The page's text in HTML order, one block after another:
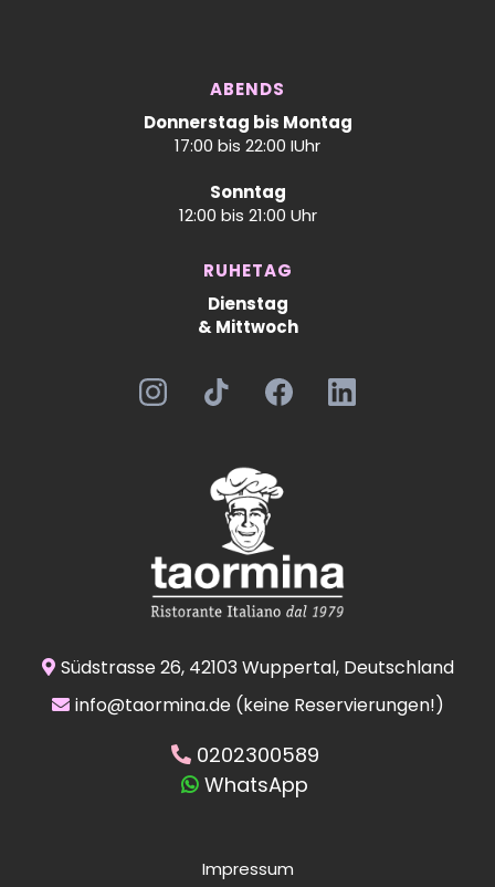
ABENDS
Donnerstag bis Montag
17:00 bis 22:00 IUhr
Sonntag
12:00 bis 21:00 Uhr
RUHETAG
Dienstag
& Mittwoch
Südstrasse 26, 42103 Wuppertal, Deutschland
info@taormina.de(keine Reservierungen!)
0202300589
WhatsApp
Impressum